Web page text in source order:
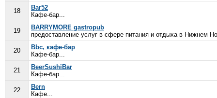
18
Bar52
Кафе-бар...
19
BARRYMORE gastropub
предоставление услуг в сфере питания и отдыха в Нижнем
20
Bbc, кафе-бар
Кафе-бар...
21
BeerSushiBar
Кафе-бар...
22
Bern
Кафе...